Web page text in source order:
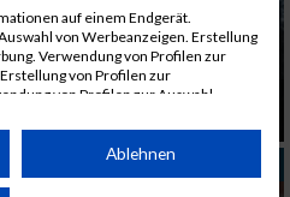
zwischen Moldau
INTERNATIONAL
auf einem Endgerät.
von Werbeanzeigen. Erstellung
Verwendung von Profilen zur
von Profilen zur
von Profilen zur Auswahl
Zielgruppen durch Statistiken oder
Quellen. Entwicklung und
Ablehnen